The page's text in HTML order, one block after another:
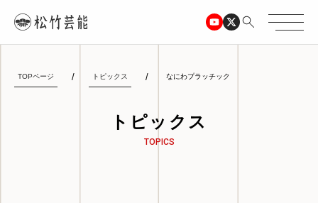
TOPページ トピックス なにわプラッチック
トピックス
TOPICS